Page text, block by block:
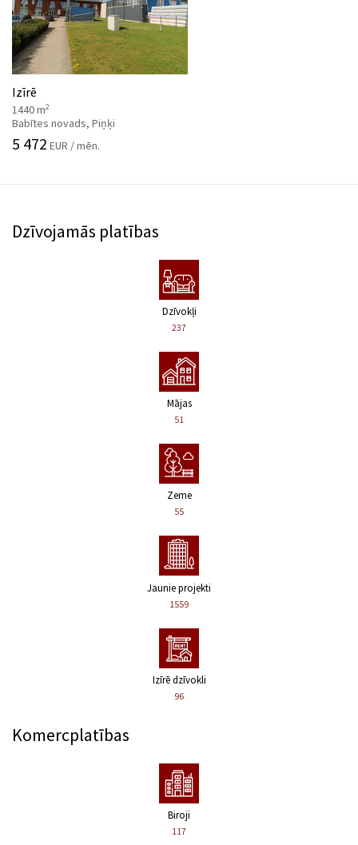
Izīrē
1440 m2
Babītes novads, Piņķi
5 472 EUR / mēn.
Dzīvojamās platības
Dzīvokļi
237
Mājas
51
Zeme
55
Jaunie projekti
1559
Izīrē dzīvokli
96
Komercplatības
Biroji
117